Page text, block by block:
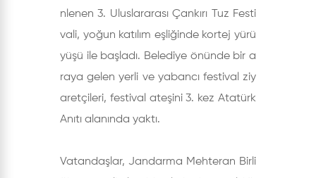
nlenen 3. Uluslararası Çankırı Tuz Festi
vali, yoğun katılım eşliğinde kortej yürü
yüşü ile başladı. Belediye önünde bir a
raya gelen yerli ve yabancı festival ziy
aretçileri, festival ateşini 3. kez Atatürk
Anıtı alanında yaktı.
Vatandaşlar, Jandarma Mehteran Birli